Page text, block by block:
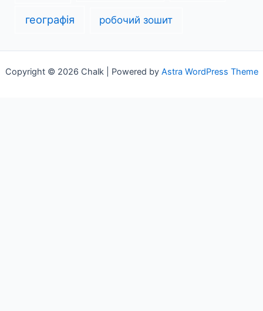
географія робочий зошит
Copyright © 2026 Chalk | Powered by Astra WordPress Theme